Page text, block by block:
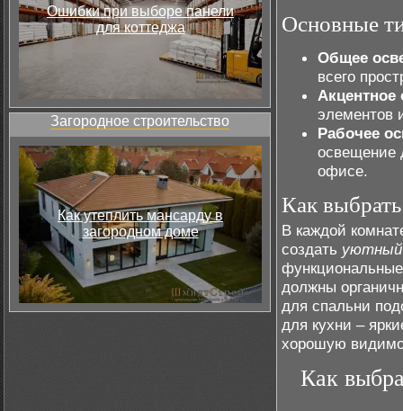
Ошибки при выборе панели
для коттеджа
Загородное строительство
Как утеплить мансарду в
загородном доме
Основные
Общее
всего
Акцентное
элементов
Рабочее
освещение
офисе.
Как
В каждой
создать уютный
должны
для спальни
для кухни –
хорошую
Как